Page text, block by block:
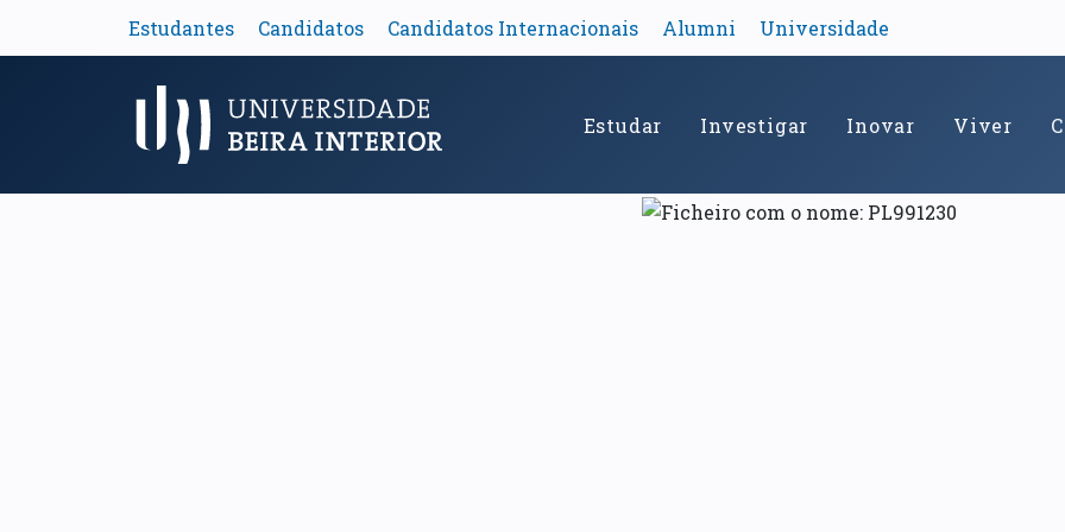
Estudantes Candidatos Candidatos Internacionais Alumni Universidade
Menu Principal Estudar Investigar Inovar Viver